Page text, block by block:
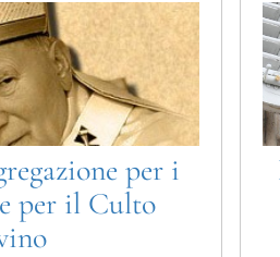
per i
per il Culto